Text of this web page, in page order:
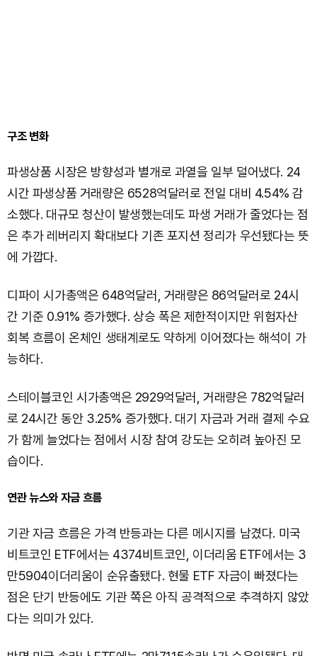
구조 변화
파생상품 시장은 방향성과 별개로 과열을 일부 덜어냈다. 24
시간 파생상품 거래량은 6528억달러로 전일 대비 4.54% 감
소했다. 대규모 청산이 발생했는데도 파생 거래가 줄었다는 점
은 추가 레버리지 확대보다 기존 포지션 정리가 우선됐다는 뜻
에 가깝다.
디파이 시가총액은 648억달러, 거래량은 86억달러로 24시
간 기준 0.91% 증가했다. 상승 폭은 제한적이지만 위험자산
회복 흐름이 온체인 생태계로도 약하게 이어졌다는 해석이 가
능하다.
스테이블코인 시가총액은 2929억달러, 거래량은 782억달러
로 24시간 동안 3.25% 증가했다. 대기 자금과 거래 결제 수요
가 함께 늘었다는 점에서 시장 참여 강도는 오히려 높아진 모
습이다.
연관 뉴스와 자금 흐름
기관 자금 흐름은 가격 반등과는 다른 메시지를 남겼다. 미국
비트코인 ETF에서는 4374비트코인, 이더리움 ETF에서는 3
만5904이더리움이 순유출됐다. 현물 ETF 자금이 빠졌다는
점은 단기 반등에도 기관 쪽은 아직 공격적으로 추격하지 않았
다는 의미가 있다.